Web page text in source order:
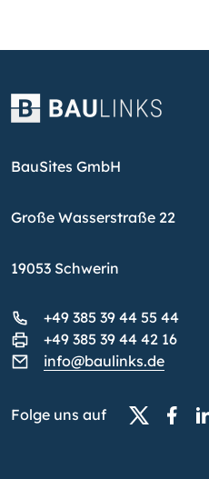
BauSites GmbH
Große Wasserstraße 22
19053 Schwerin
+49 385 39 44 55 44
+49 385 39 44 42 16
info@baulinks.de
Folge uns auf